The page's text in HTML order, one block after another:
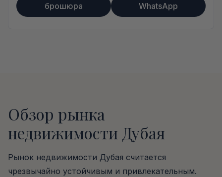
брошюра WhatsApp
Обзор рынка
недвижимости Дубая
Рынок недвижимости Дубая считается
чрезвычайно устойчивым и привлекательным.